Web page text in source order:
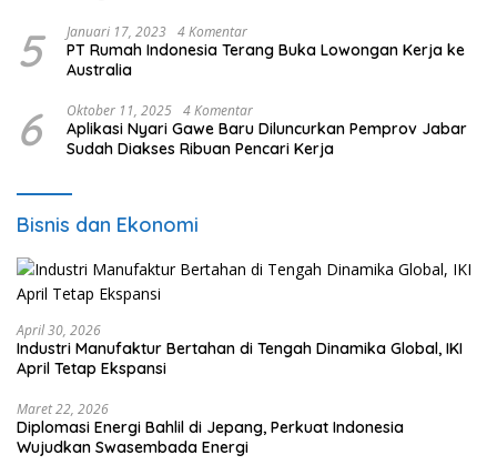
5 Januari 17, 2023 4 Komentar
PT Rumah Indonesia Terang Buka Lowongan Kerja ke
Australia
6 Oktober 11, 2025 4 Komentar
Aplikasi Nyari Gawe Baru Diluncurkan Pemprov Jabar
Sudah Diakses Ribuan Pencari Kerja
Bisnis dan Ekonomi
April 30, 2026
Industri Manufaktur Bertahan di Tengah Dinamika Global, IKI
April Tetap Ekspansi
Maret 22, 2026
Diplomasi Energi Bahlil di Jepang, Perkuat Indonesia
Wujudkan Swasembada Energi